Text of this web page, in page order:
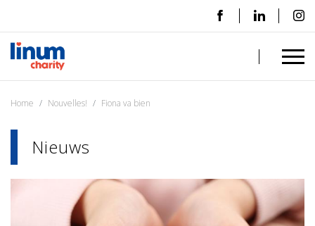
Home Nouvelles! Fiona va bien
Nieuws